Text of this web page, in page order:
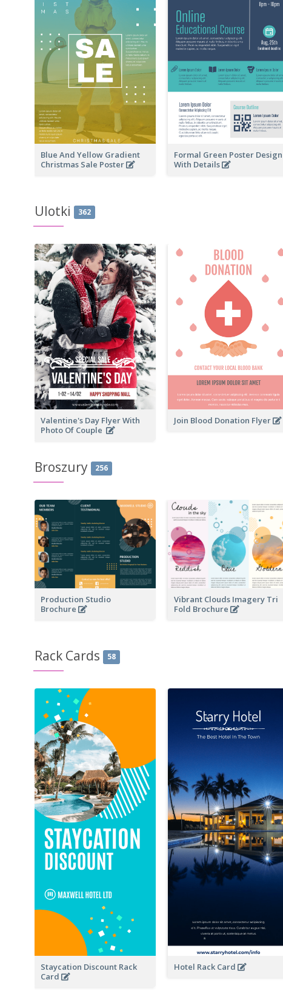
Blue And Yellow Gradient
Christmas Sale Poster
Formal Green Poster Design
With Details
Ulotki 362
Valentine's Day Flyer With
Photo Of Couple
Join Blood Donation Flyer
Broszury 256
Production Studio
Brochure
Vibrant Clouds Imagery Tri
Fold Brochure
Rack Cards 58
Staycation Discount Rack
Card
Hotel Rack Card